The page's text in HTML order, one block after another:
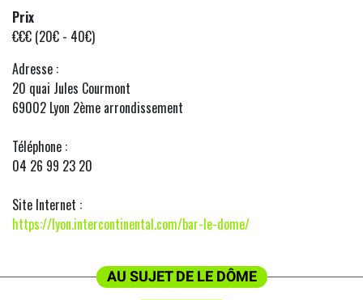
Prix
€€€ (20€ - 40€)
Adresse :
20 quai Jules Courmont
69002 Lyon 2ème arrondissement
Téléphone :
04 26 99 23 20
Site Internet :
https://lyon.intercontinental.com/bar-le-dome/
AU SUJET DE LE DÔME